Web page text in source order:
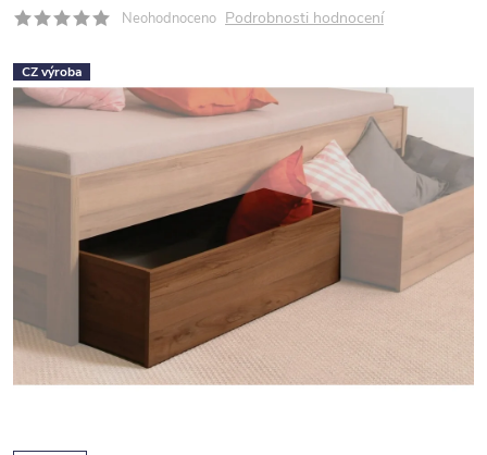
Neohodnoceno Podrobnosti hodnocení
CZ výroba